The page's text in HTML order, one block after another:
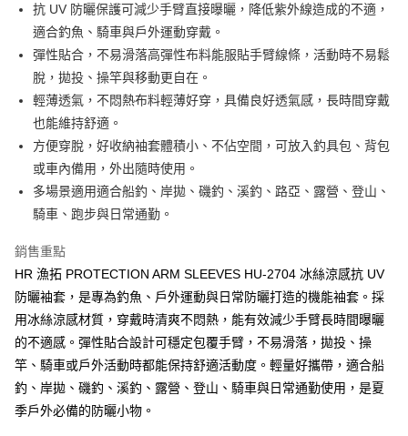
國泰世華商業銀行
兆豐國際商業銀行
臺灣中小企業銀行
匯豐（台灣）商業銀行
華泰商業銀行
聯邦商業銀行
遠東國際商業銀行
元大商業銀行
玉山商業銀行
星展（台灣）商業銀行
台新國際商業銀行
台灣樂天信用卡公司
街口支付
悠遊付
【大哥付你分期使用說明】
1.本服務由台灣大哥大提供，台灣大哥大用戶可立即使用無須另外申請。
2.付款方式選擇「大哥付你分期」，訂單成立後會自動跳轉到大哥付的交易
流程，驗證手機門號後，選擇欲分期的期數、繳款截止日，確認付款後即完
成交易。
3.實際核准額度、可分期數及費用金額請依後續交易確認頁面所載為準。
消。如遇「轉專審核」未通過狀況，表示未達大哥付你分期系統評分，恕無
【繳款方式說明】
1.分期款項不併入電信帳單，「大哥付你分期」於每月結算日後寄送繳費提
醒簡訊。
2.透過簡訊連結打開帳單後，可選擇「超商條碼／台灣大直營門市／銀行轉
帳／街口支付／iPASS MONEY」等通路繳費。
【注意事項】
1.本服務係由「台灣大哥大股份有限公司」（以下簡稱本公司）所提供，讓
用戶於交易時，得透過本服務購買商品或服務，並由商店將買賣／分期付款
AFTEE先享後付
相關說明
【關於「AFTEE先享後付」】
AFTEE先享後付是「在收到商品之後才付款」的支付方式。 讓您購物簡單
便利好安心！
２．便利：只要手機號碼，簡訊認證，即可結帳。
３．安心：先確認商品／服務後，再付款。
【「AFTEE先享後付」結帳流程】
１．於結帳方式選擇「AFTEE先享後付」後，將跳轉至「AFTEE先享後付」
結帳頁面，進行簡訊認證並確認金額後，即可完成結帳。
３．收到繳費通知簡訊後14天內，點擊此簡訊中的連結，可透過四大超商／
ATM／網路銀行／等多元方式進行付款，方視為交易完成。
※ 請注意：結帳手續完成當下不需立刻繳費，但若您需要取消訂單，請聯絡
購買商品的店家。未經商家同意取消之訂單仍視為有效，需透過AFTEE先享
運送方式
全家取貨付款
每筆NT$60，滿NT$1,200(含以上)免運費
付款後全家取貨
每筆NT$60，滿NT$1,200(含以上)免運費
抗 UV 防曬保護可減少手臂直接曝曬，降低紫外線造成的不適，
適合釣魚、騎車與戶外運動穿戴。
彈性貼合，不易滑落高彈性布料能服貼手臂線條，活動時不易鬆
脫，拋投、操竿與移動更自在。
輕薄透氣，不悶熱布料輕薄好穿，具備良好透氣感，長時間穿戴
也能維持舒適。
方便穿脫，好收納袖套體積小、不佔空間，可放入釣具包、背包
或車內備用，外出隨時使用。
多場景適用適合船釣、岸拋、磯釣、溪釣、路亞、露營、登山、
騎車、跑步與日常通勤。
銷售重點
HR 漁拓 PROTECTION ARM SLEEVES HU-2704 冰絲涼感抗 UV
防曬袖套，是專為釣魚、戶外運動與日常防曬打造的機能袖套。採
用冰絲涼感材質，穿戴時清爽不悶熱，能有效減少手臂長時間曝曬
的不適感。彈性貼合設計可穩定包覆手臂，不易滑落，拋投、操
竿、騎車或戶外活動時都能保持舒適活動度。輕量好攜帶，適合船
釣、岸拋、磯釣、溪釣、露營、登山、騎車與日常通勤使用，是夏
季戶外必備的防曬小物。